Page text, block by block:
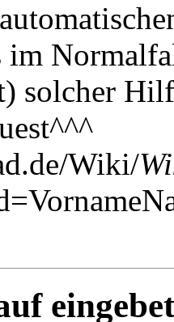
im
solcher
Wiki/